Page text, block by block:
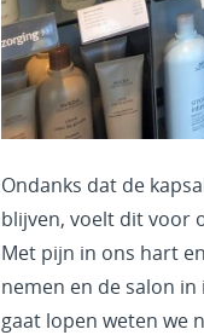
Ondanks dat de
blijven, voelt dit voor
Met pijn in ons hart
nemen en de salon
gaat lopen weten we